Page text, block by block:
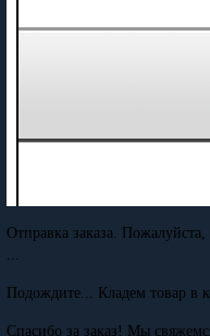
Отправка заказа.
Подождите... Кладем товар в
Спасибо за заказ! Мы